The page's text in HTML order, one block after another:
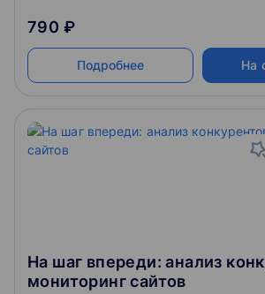
790 ₽
Подробнее На
На шаг впереди: анализ
мониторинг сайтов